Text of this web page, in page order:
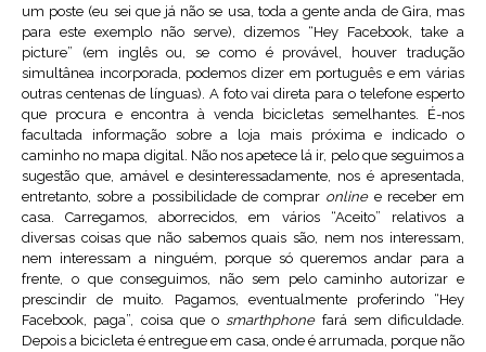
um poste (eu sei que já não se usa, toda a gente anda de Gira, mas
para este exemplo não serve), dizemos “Hey Facebook, take a
picture” (em inglês ou, se como é provável, houver tradução
simultânea incorporada, podemos dizer em português e em várias
outras centenas de línguas). A foto vai direta para o telefone esperto
que procura e encontra à venda bicicletas semelhantes. É-nos
facultada informação sobre a loja mais próxima e indicado o
caminho no mapa digital. Não nos apetece lá ir, pelo que seguimos a
sugestão que, amável e desinteressadamente, nos é apresentada,
entretanto, sobre a possibilidade de comprar onlinee receber em
casa. Carregamos, aborrecidos, em vários “Aceito” relativos a
diversas coisas que não sabemos quais são, nem nos interessam,
nem interessam a ninguém, porque só queremos andar para a
frente, o que conseguimos, não sem pelo caminho autorizar e
prescindir de muito. Pagamos, eventualmente proferindo “Hey
Facebook, paga”, coisa que o smarthphonefará sem dificuldade.
Depois a bicicleta é entregue em casa, onde é arrumada, porque não